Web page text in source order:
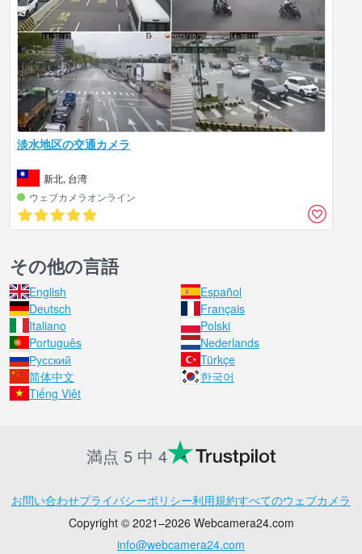
淡水地区の交通カメラ
新北, 台湾
ウェブカメラオンライン
その他の言語
English
Español
Deutsch
Français
Italiano
Polski
Português
Nederlands
Русский
Türkçe
简体中文
한국어
Tiếng Việt
満点 5 中 4
お問い合わせプライバシーポリシー利用規約すべてのウェブカメラ
Copyright © 2021–2026 Webcamera24.com
info@webcamera24.com